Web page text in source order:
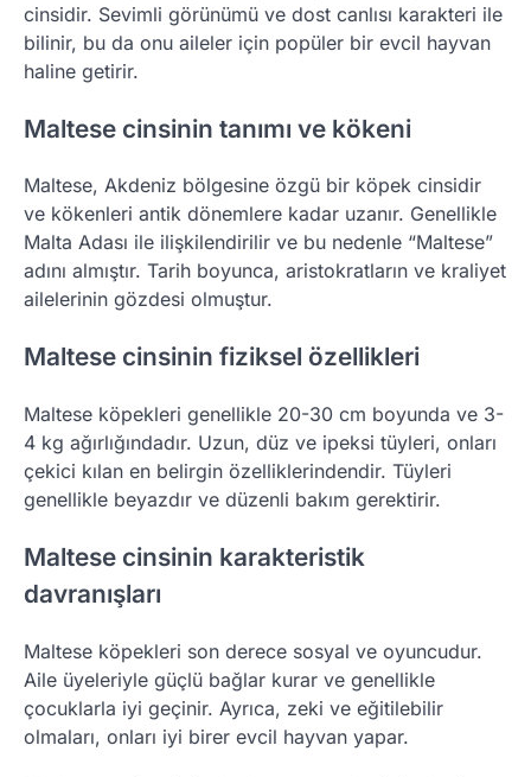
cinsidir. Sevimli görünümü ve dost canlısı karakteri ile
bilinir, bu da onu aileler için popüler bir evcil hayvan
haline getirir.
Maltese cinsinin tanımı ve kökeni
Maltese, Akdeniz bölgesine özgü bir köpek cinsidir
ve kökenleri antik dönemlere kadar uzanır. Genellikle
Malta Adası ile ilişkilendirilir ve bu nedenle “Maltese”
adını almıştır. Tarih boyunca, aristokratların ve kraliyet
ailelerinin gözdesi olmuştur.
Maltese cinsinin fiziksel özellikleri
Maltese köpekleri genellikle 20-30 cm boyunda ve 3-
4 kg ağırlığındadır. Uzun, düz ve ipeksi tüyleri, onları
çekici kılan en belirgin özelliklerindendir. Tüyleri
genellikle beyazdır ve düzenli bakım gerektirir.
Maltese cinsinin karakteristik
davranışları
Maltese köpekleri son derece sosyal ve oyuncudur.
Aile üyeleriyle güçlü bağlar kurar ve genellikle
çocuklarla iyi geçinir. Ayrıca, zeki ve eğitilebilir
olmaları, onları iyi birer evcil hayvan yapar.